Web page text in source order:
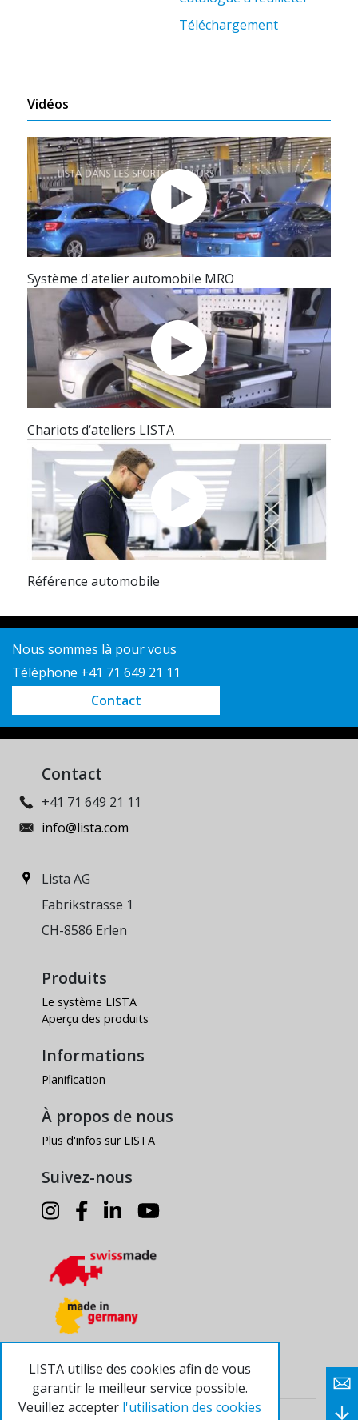
LISTA utilise des cookies afin de vous
garantir le meilleur service possible.
Veuillez accepter l'utilisation des cookies
Téléchargement
Vidéos
Système d'atelier automobile MRO
Chariots d‘ateliers LISTA
Référence automobile
Nous sommes là pour vous
Téléphone +41 71 649 21 11
Contact
Contact
+41 71 649 21 11
info@lista.com
Lista AG
Fabrikstrasse 1
CH-8586 Erlen
Produits
Le système LISTA
Aperçu des produits
Informations
Planification
À propos de nous
Plus d'infos sur LISTA
Suivez-nous